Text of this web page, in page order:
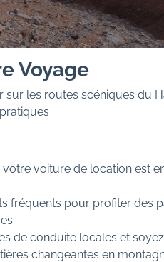
Voyage
sur les routes scéniques du
:
voiture de location est
fréquents pour profiter des
de conduite locales et
changeantes en